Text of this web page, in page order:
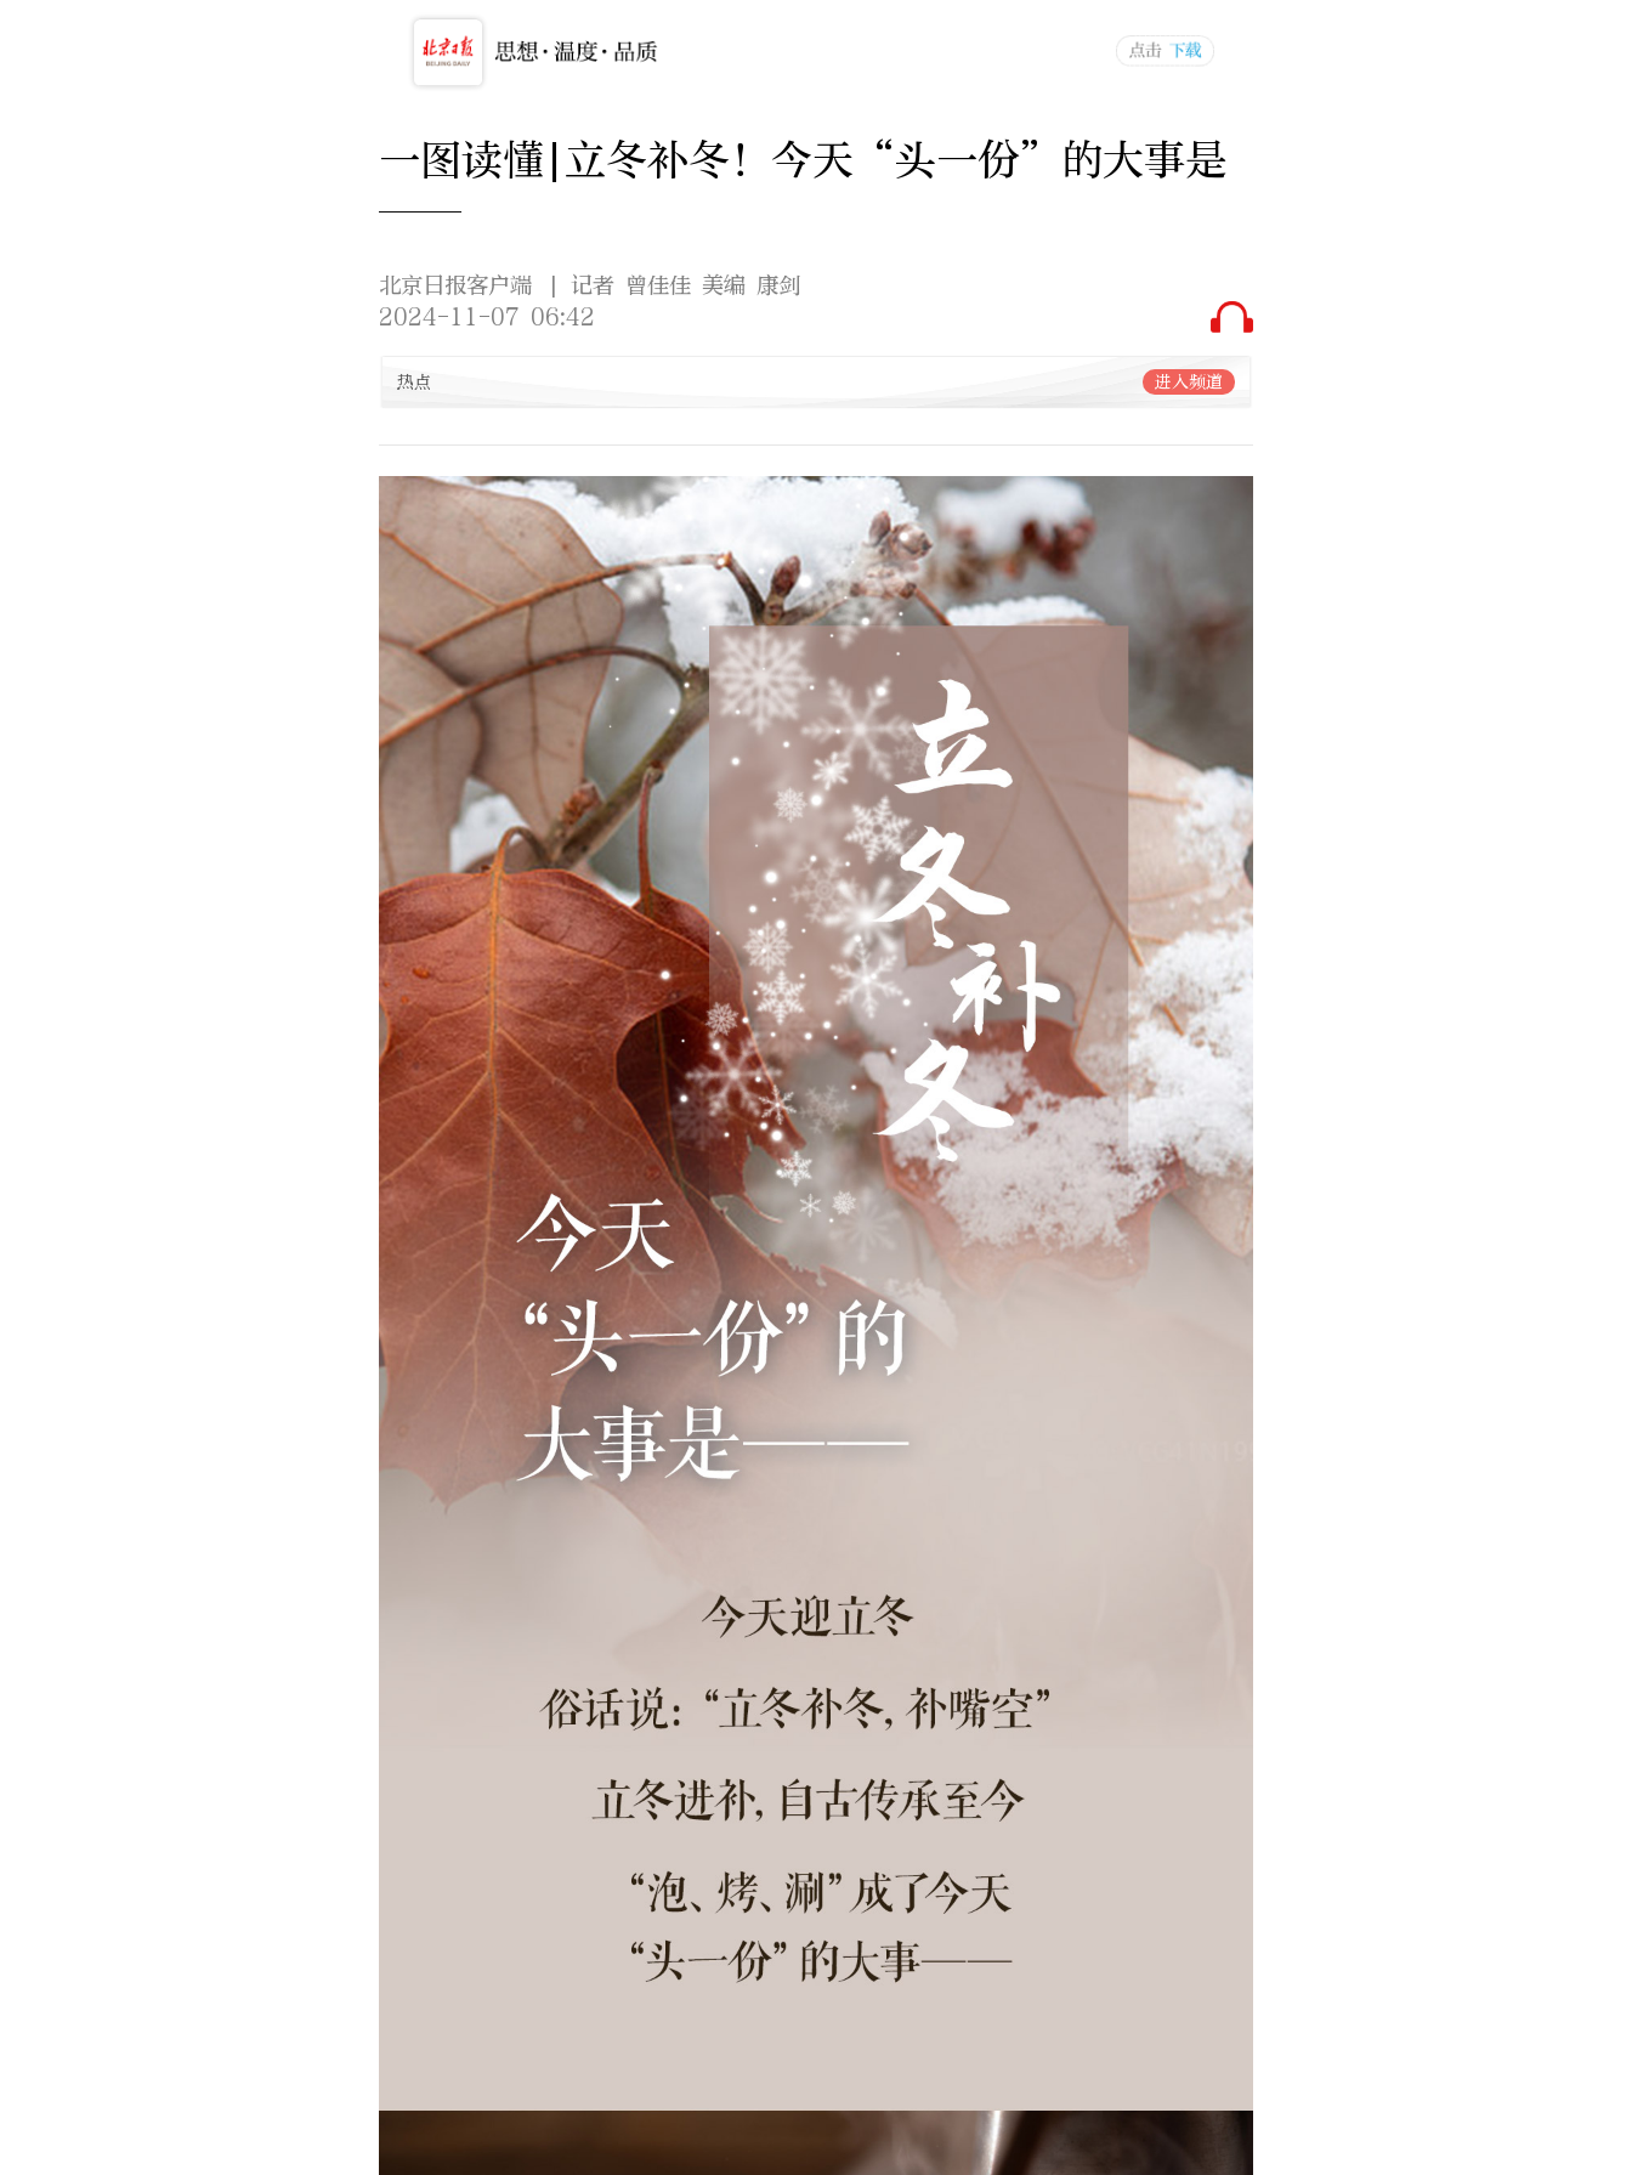
一图读懂|立冬补冬！今天“头一份”的大事是
——
北京日报客户端
| 记者 曾佳佳 美编 康剑
2024-11-07 06:42
热点 进入频道